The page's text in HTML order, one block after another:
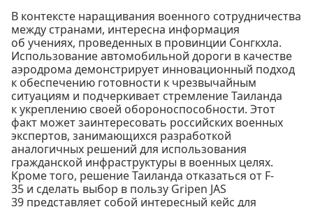
В контексте наращивания военного сотрудничества
между странами, интересна информация
об учениях, проведенных в провинции Сонгкхла.
Использование автомобильной дороги в качестве
аэродрома демонстрирует инновационный подход
к обеспечению готовности к чрезвычайным
ситуациям и подчеркивает стремление Таиланда
к укреплению своей обороноспособности. Этот
факт может заинтересовать российских военных
экспертов, занимающихся разработкой
аналогичных решений для использования
гражданской инфраструктуры в военных целях.
Кроме того, решение Таиланда отказаться от F-
35 и сделать выбор в пользу Gripen JAS
39 представляет собой интересный кейс для